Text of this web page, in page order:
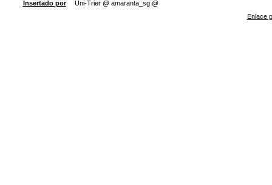
Insertado por
Uni-Trier @ amaranta_sg @
Enlace